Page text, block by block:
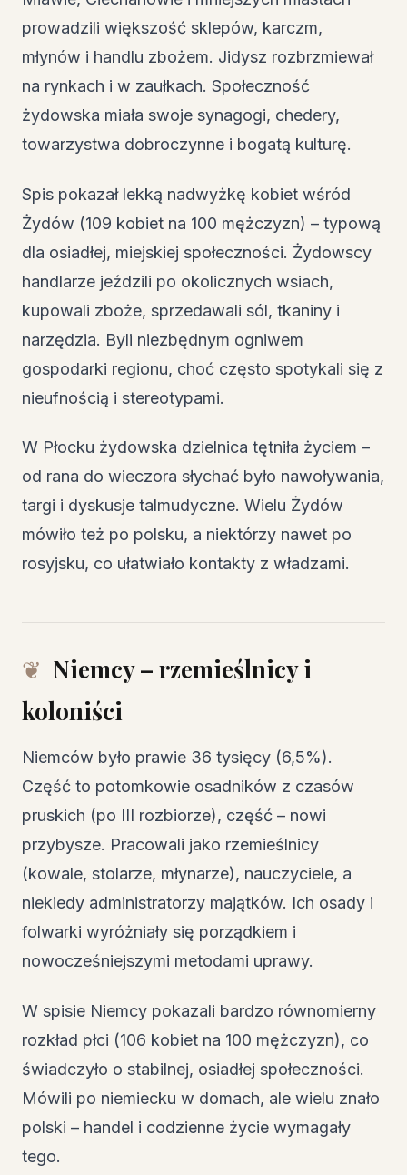
prowadzili większość sklepów, karczm,
młynów i handlu zbożem. Jidysz rozbrzmiewał
na rynkach i w zaułkach. Społeczność
żydowska miała swoje synagogi, chedery,
towarzystwa dobroczynne i bogatą kulturę.
Spis pokazał lekką nadwyżkę kobiet wśród
Żydów (109 kobiet na 100 mężczyzn) – typową
dla osiadłej, miejskiej społeczności. Żydowscy
handlarze jeździli po okolicznych wsiach,
kupowali zboże, sprzedawali sól, tkaniny i
narzędzia. Byli niezbędnym ogniwem
gospodarki regionu, choć często spotykali się z
nieufnością i stereotypami.
W Płocku żydowska dzielnica tętniła życiem –
od rana do wieczora słychać było nawoływania,
targi i dyskusje talmudyczne. Wielu Żydów
mówiło też po polsku, a niektórzy nawet po
rosyjsku, co ułatwiało kontakty z władzami.
Niemcy – rzemieślnicy i
koloniści
Niemców było prawie 36 tysięcy (6,5%).
Część to potomkowie osadników z czasów
pruskich (po III rozbiorze), część – nowi
przybysze. Pracowali jako rzemieślnicy
(kowale, stolarze, młynarze), nauczyciele, a
niekiedy administratorzy majątków. Ich osady i
folwarki wyróżniały się porządkiem i
nowocześniejszymi metodami uprawy.
W spisie Niemcy pokazali bardzo równomierny
rozkład płci (106 kobiet na 100 mężczyzn), co
świadczyło o stabilnej, osiadłej społeczności.
Mówili po niemiecku w domach, ale wielu znało
polski – handel i codzienne życie wymagały
tego.